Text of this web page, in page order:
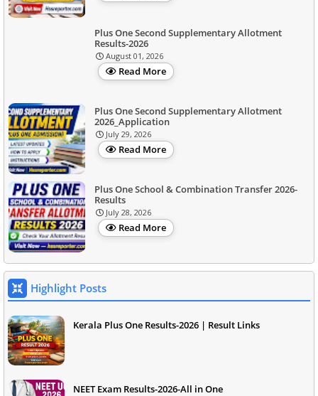
Plus One Second Supplementary Allotment
Results-2026
August 01, 2026
Read More
Plus One Second Supplementary Allotment
2026_Application
July 29, 2026
Read More
Plus One School & Combination Transfer 2026-
Results
July 28, 2026
Read More
Highlight Posts
Kerala Plus One Results-2026 | Result Links
NEET Exam Results-2026-All in One